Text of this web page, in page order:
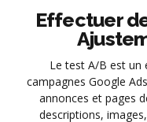
Effectuer
Le test A/B est un
campagnes Google
annonces et pages
descriptions,